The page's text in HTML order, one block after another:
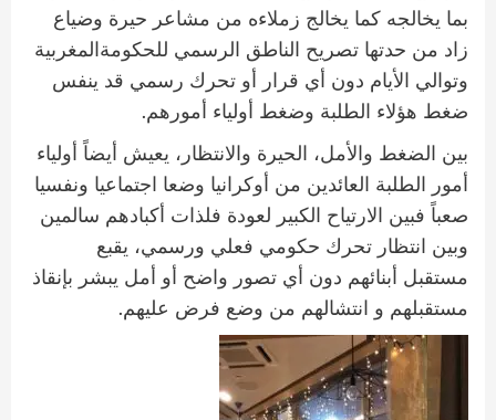
بما يخالجه كما يخالج زملاءه من مشاعر حيرة وضياع
زاد من حدتها تصريح الناطق الرسمي للحكومةالمغربية
وتوالي الأيام دون أي قرار أو تحرك رسمي قد ينفس
ضغط هؤلاء الطلبة وضغط أولياء أمورهم.
بين الضغط والأمل، الحيرة والانتظار، يعيش أيضاً أولياء
أمور الطلبة العائدين من أوكرانيا وضعا اجتماعيا ونفسيا
صعباً فبين الارتياح الكبير لعودة فلذات أكبادهم سالمين
وبين انتظار تحرك حكومي فعلي ورسمي، يقبع
مستقبل أبنائهم دون أي تصور واضح أو أمل يبشر بإنقاذ
مستقبلهم و انتشالهم من وضع فرض عليهم.